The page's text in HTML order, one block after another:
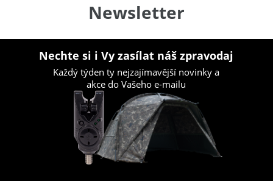
Newsletter
Nechte si i Vy zasílat náš zpravodaj
Každý týden ty nejzajímavější novinky a
akce do Vašeho e-mailu